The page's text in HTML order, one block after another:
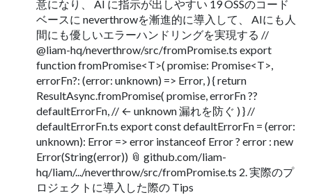
意になり、 AI に指示が出しやすい 19 OSSのコード
ベースに neverthrowを漸進的に導入して、 AIにも人
間にも優しいエラーハンドリングを実現する //
@liam-hq/neverthrow/src/fromPromise.ts export
function fromPromise<T>( promise: Promise<T>,
errorFn?: (error: unknown) => Error, ) { return
ResultAsync.fromPromise( promise, errorFn ??
defaultErrorFn, // ← unknown 漏れを防ぐ ) } //
defaultErrorFn.ts export const defaultErrorFn = (error:
unknown): Error => error instanceof Error ? error : new
Error(String(error)) 📎 github.com/liam-
hq/liam/.../neverthrow/src/fromPromise.ts 2. 実際のプ
ロジェクトに導入した際の Tips